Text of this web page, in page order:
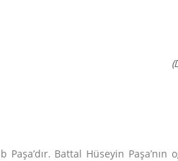
Paşa’dır. Battal Hüseyin